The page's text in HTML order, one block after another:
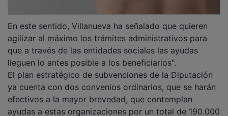
agilizar al máximo los trámites administrativos para
que a través de las entidades sociales las ayudas
lleguen lo antes posible a los beneficiarios".
El plan estratégico de subvenciones de la Diputación
ya cuenta con dos convenios ordinarios, que se harán
efectivos a la mayor brevedad, que contemplan
ayudas a estas organizaciones por un total de 190.000